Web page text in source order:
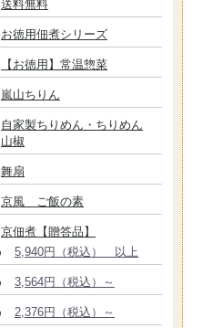
送料無料
お徳用佃煮シリーズ
【お徳用】常温惣菜
嵐山ちりん
自家製ちりめん・ちりめん
山椒
舞扇
京風 ご飯の素
京佃煮【贈答品】
5,940円（税込） 以上
3,564円（税込）～
2,376円（税込）～